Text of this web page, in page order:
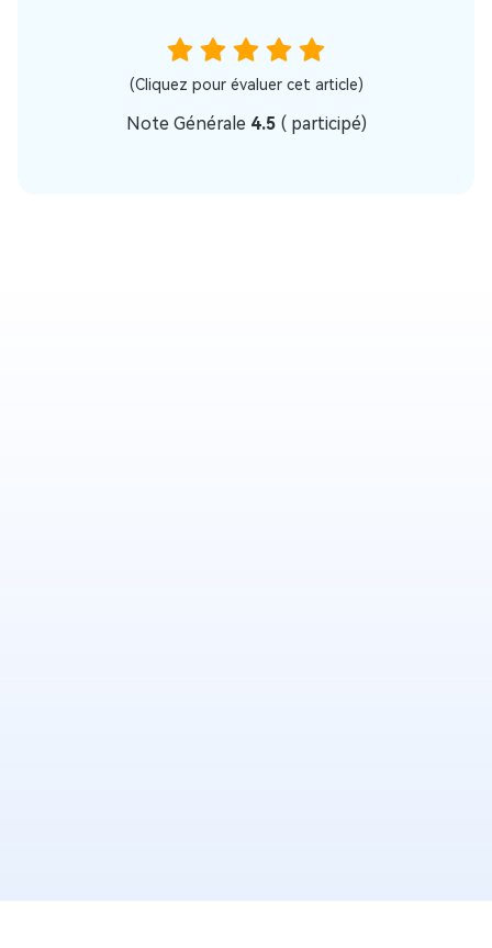
(Cliquez pour évaluer cet article)
Note Générale 4.5 (participé)